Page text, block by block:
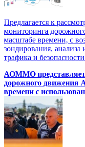
Предлагается к
мониторинга
масштабе времени, с
зондирования,
трафика и
АОММО представляет
дорожного
времени с